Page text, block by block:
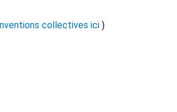
collectives ici )